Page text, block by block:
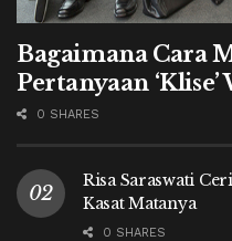
Bagaimana Cara
Pertanyaan ‘Klise’
0 SHARES
Risa Saraswati
Kasat Matanya
0 SHARES